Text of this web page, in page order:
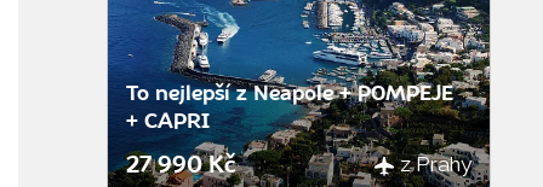
oblíbených
To nejlepší z Neapole + POMPEJE
+ CAPRI
27 990 Kč z Prahy